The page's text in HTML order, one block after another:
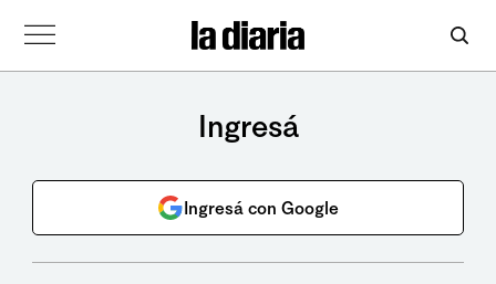
Ingresá
Ingresá con Google